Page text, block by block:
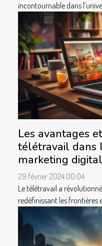
incontournable dans
Les avantages
télétravail dans
marketing digital
29 février 2024 00:04
Le télétravail a
redéfinissant les frontières